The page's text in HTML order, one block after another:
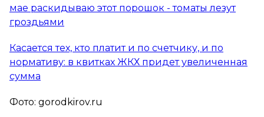
мае раскидываю этот порошок - томаты лезут
гроздьями
Касается тех, кто платит и по счетчику, и по
нормативу: в квитках ЖКХ придет увеличенная
сумма
Фото: gorodkirov.ru